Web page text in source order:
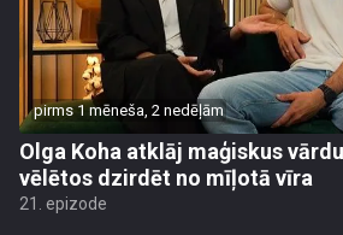
pirms 1 mēneša, 2 nedēļām
Olga Koha atklāj maģiskus
vēlētos dzirdēt no mīļotā vīra
21. epizode